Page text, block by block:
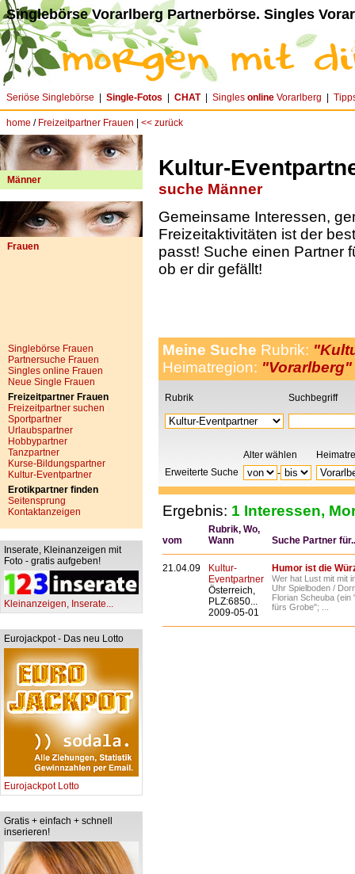
Singlebörse Vorarlberg Partnerbörse. Singles
Seriöse Singlebörse Single-Fotos CHAT| Singles online Vorarlberg
home / Freizeitpartner Frauen << zurück
Männer
Frauen
Singlebörse Frauen
Partnersuche Frauen
Singles online Frauen
Neue Single Frauen
Freizeitpartner Frauen
Freizeitpartner suchen
Sportpartner
Urlaubspartner
Hobbypartner
Tanzpartner
Kurse-Bildungspartner
Kultur-Eventpartner
Erotikpartner finden
Seitensprung
Kontaktanzeigen
Inserate, Kleinanzeigen mit
Foto - gratis aufgeben!
Kleinanzeigen, Inserate...
Eurojackpot - Das neu Lotto
Eurojackpot Lotto
Gratis + einfach + schnell
inserieren!
Kultur-
suche Männer
Gemeinsame Interessen,
Freizeitaktivitäten ist der
passt! Suche einen Partner
ob er dir gefällt!
Meine Suche Rubrik:
Heimatregion: "Vorarlberg"
Rubrik Suchbegriff
Alter wählen
Erweiterte Suche
-
Ergebnis: 1 Interessen,
vom
Rubrik, Wo,
Wann
Suche Partner
21.04.09
Kultur-
Eventpartner
Österreich,
PLZ:6850...
2009-05-01
Humor ist die
Wer hat Lust mit mit
Uhr Spielboden /
Florian Scheuba
fürs Grobe"; ...